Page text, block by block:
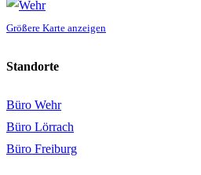
Größere Karte anzeigen
Standorte
Büro Wehr
Büro Lörrach
Büro Freiburg